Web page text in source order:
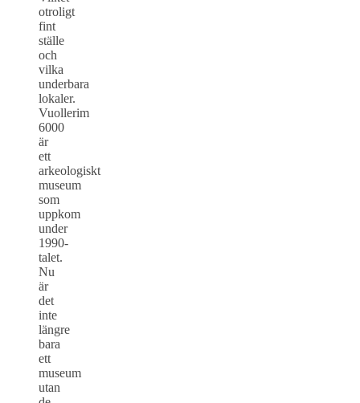
otroligt
fint
ställe
och
vilka
underbara
lokaler.
Vuollerim
6000
är
ett
arkeologiskt
museum
som
uppkom
under
1990-
talet.
Nu
är
det
inte
längre
bara
ett
museum
utan